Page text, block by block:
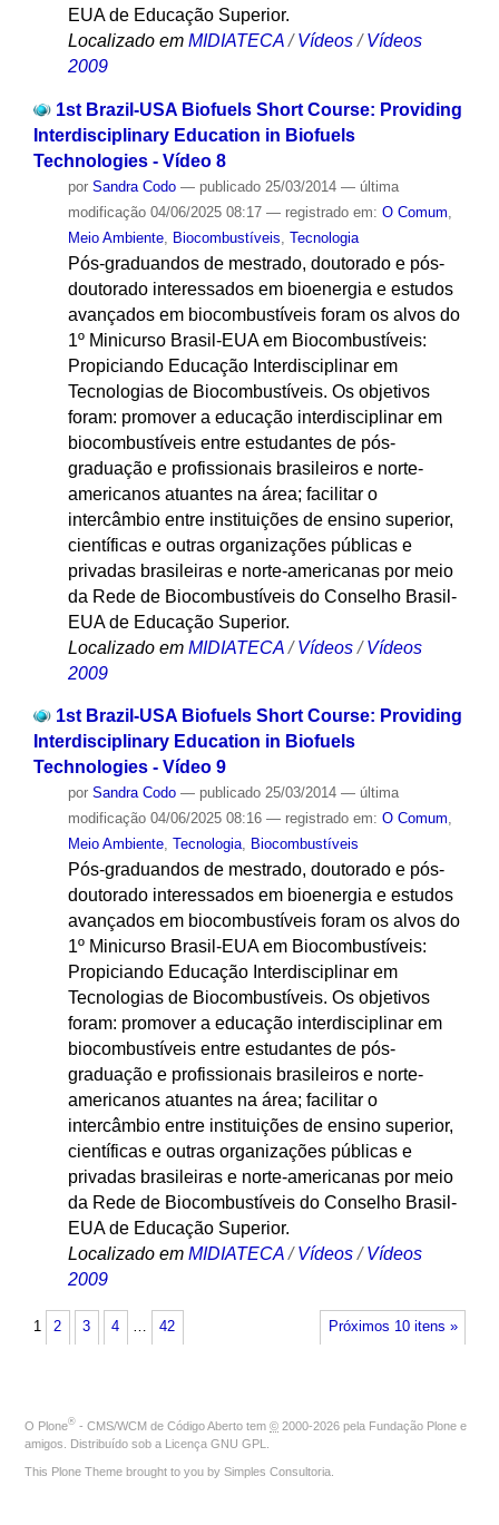
EUA de Educação Superior.
Localizado em MIDIATECA /Vídeos /Vídeos
2009
1st Brazil-USA Biofuels Short Course: Providing
Interdisciplinary Education in Biofuels
Technologies - Vídeo 8
por Sandra Codo — publicado25/03/2014 — última
modificação04/06/2025 08:17 — registrado em: O Comum
Meio Ambiente, Biocombustíveis Tecnologia
Pós-graduandos de mestrado, doutorado e pós-
doutorado interessados em bioenergia e estudos
avançados em biocombustíveis foram os alvos do
1º Minicurso Brasil-EUA em Biocombustíveis:
Propiciando Educação Interdisciplinar em
Tecnologias de Biocombustíveis. Os objetivos
foram: promover a educação interdisciplinar em
biocombustíveis entre estudantes de pós-
graduação e profissionais brasileiros e norte-
americanos atuantes na área; facilitar o
intercâmbio entre instituições de ensino superior,
científicas e outras organizações públicas e
privadas brasileiras e norte-americanas por meio
da Rede de Biocombustíveis do Conselho Brasil-
EUA de Educação Superior.
Localizado em MIDIATECA /Vídeos /Vídeos
2009
1st Brazil-USA Biofuels Short Course: Providing
Interdisciplinary Education in Biofuels
Technologies - Vídeo 9
por Sandra Codo — publicado25/03/2014 — última
modificação04/06/2025 08:16 — registrado em: O Comum,
Meio Ambiente, Tecnologia, Biocombustíveis
Pós-graduandos de mestrado, doutorado e pós-
doutorado interessados em bioenergia e estudos
avançados em biocombustíveis foram os alvos do
1º Minicurso Brasil-EUA em Biocombustíveis:
Propiciando Educação Interdisciplinar em
Tecnologias de Biocombustíveis. Os objetivos
foram: promover a educação interdisciplinar em
biocombustíveis entre estudantes de pós-
graduação e profissionais brasileiros e norte-
americanos atuantes na área; facilitar o
intercâmbio entre instituições de ensino superior,
científicas e outras organizações públicas e
privadas brasileiras e norte-americanas por meio
da Rede de Biocombustíveis do Conselho Brasil-
EUA de Educação Superior.
Localizado em MIDIATECA /Vídeos /Vídeos
2009
Próximos 10 itens »
1 2 3 4 … 42
O Plone® - CMS/WCM de Código Aberto tem © 2000-2026 pela Fundação Plone e
amigos. Distribuído sob a Licença GNU GPL
This Plone Theme brought to you by Simples Consultoria